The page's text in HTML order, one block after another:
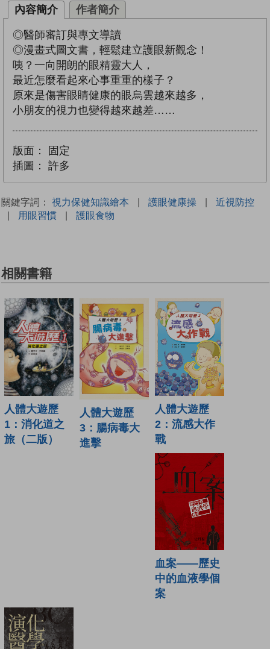
內容簡介 作者簡介
◎醫師審訂與專文導讀
◎漫畫式圖文書，輕鬆建立護眼新觀念！
咦？一向開朗的眼精靈大人，
最近怎麼看起來心事重重的樣子？
原來是傷害眼睛健康的眼烏雲越來越多，
小朋友的視力也變得越來越差……
版面：
固定
插圖：
許多
關鍵字詞： 視力保健知識繪本 | 護眼健康操 |
近視防控
|
用眼習慣 | 護眼食物
相關書籍
人體大遊歷
1：消化道之
旅（二版）
人體大遊歷
3：腸病毒大
進擊
人體大遊歷
2：流感大作
戰
血案——歷史
中的血液學個
案